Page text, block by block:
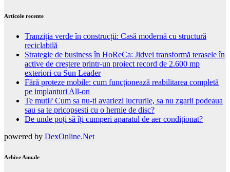
Articole recente
Tranziția verde în construcții: Casă modernă cu structură
reciclabilă
Strategie de business în HoReCa: Jidvei transformă terasele în
active de creștere printr-un proiect record de 2.600 mp
exteriori cu Sun Leader
Fără proteze mobile: cum funcționează reabilitarea completă
pe implanturi All-on
Te muti? Cum sa nu-ti avariezi lucrurile, sa nu zgarii podeaua
sau sa te pricopsesti cu o hernie de disc?
De unde poți să îți cumperi aparatul de aer condiționat?
powered by DexOnline.Net
Arhive Anuale